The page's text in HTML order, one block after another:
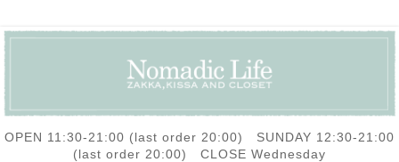
OPEN 11:30-21:00 (last order 20:00) SUNDAY 12:30-21:00
(last order 20:00) CLOSE Wednesday